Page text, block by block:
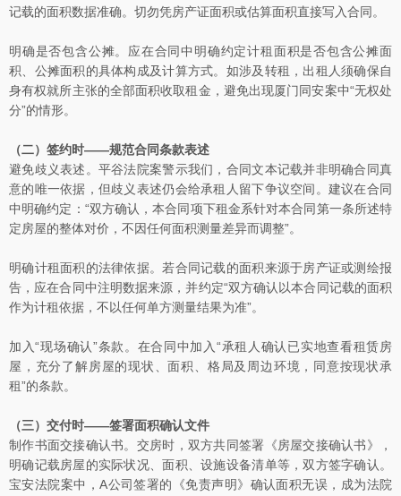
记载的面积数据准确。切勿凭房产证面积或估算面积直接写入合同。
明确是否包含公摊。应在合同中明确约定计租面积是否包含公摊面
积、公摊面积的具体构成及计算方式。如涉及转租，出租人须确保自
身有权就所主张的全部面积收取租金，避免出现厦门同安案中“无权处
分”的情形。
（二）签约时——规范合同条款表述
避免歧义表述。平谷法院案警示我们，合同文本记载并非明确合同真
意的唯一依据，但歧义表述仍会给承租人留下争议空间。建议在合同
中明确约定：“双方确认，本合同项下租金系针对本合同第一条所述特
定房屋的整体对价，不因任何面积测量差异而调整”。
明确计租面积的法律依据。若合同记载的面积来源于房产证或测绘报
告，应在合同中注明数据来源，并约定“双方确认以本合同记载的面积
作为计租依据，不以任何单方测量结果为准”。
加入“现场确认”条款。在合同中加入“承租人确认已实地查看租赁房
屋，充分了解房屋的现状、面积、格局及周边环境，同意按现状承
租”的条款。
（三）交付时——签署面积确认文件
制作书面交接确认书。交房时，双方共同签署《房屋交接确认书》，
明确记载房屋的实际状况、面积、设施设备清单等，双方签字确认。
宝安法院案中，A公司签署的《免责声明》确认面积无误，成为法院